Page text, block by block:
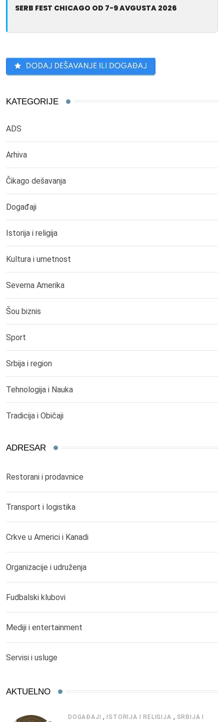
SERB FEST CHICAGO OD 7-9 AVGUSTA 2026
KATEGORIJE
ADS
Arhiva
Čikago dešavanja
Događaji
Istorija i religija
Kultura i umetnost
Severna Amerika
Šou biznis
Sport
Srbija i region
Tehnologija i Nauka
Tradicija i Običaji
ADRESAR
Restorani i prodavnice
Transport i logistika
Crkve u Americi i Kanadi
Organizacije i udruženja
Fudbalski klubovi
Mediji i entertainment
Servisi i usluge
AKTUELNO
DOGAĐAJI , ISTORIJA I RELIGIJA , SRBIJA I